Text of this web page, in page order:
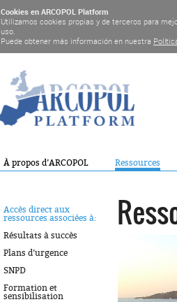
Cookies en ARCOPOL Platform
Utilizamos cookies propias y de terceros para
uso.
Puede obtener más información en nuestra
À propos d’ARCOPOL Ressources
Accès direct aux
ressources associées à:
Résultats à succès
Plans d’urgence
SNPD
Formation et
sensibilisation